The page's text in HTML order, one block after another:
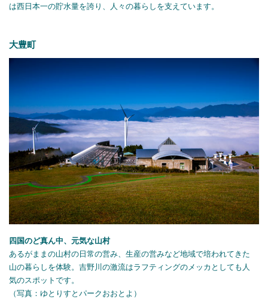
は西日本一の貯水量を誇り、人々の暮らしを支えています。
大豊町
四国のど真ん中、元気な山村
あるがままの山村の日常の営み、生産の営みなど地域で培われてきた
山の暮らしを体験。吉野川の激流はラフティングのメッカとしても人
気のスポットです。
（写真：ゆとりすとパークおおとよ）